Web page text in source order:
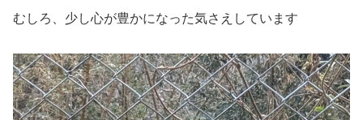
むしろ、少し心が豊かになった気さえしています